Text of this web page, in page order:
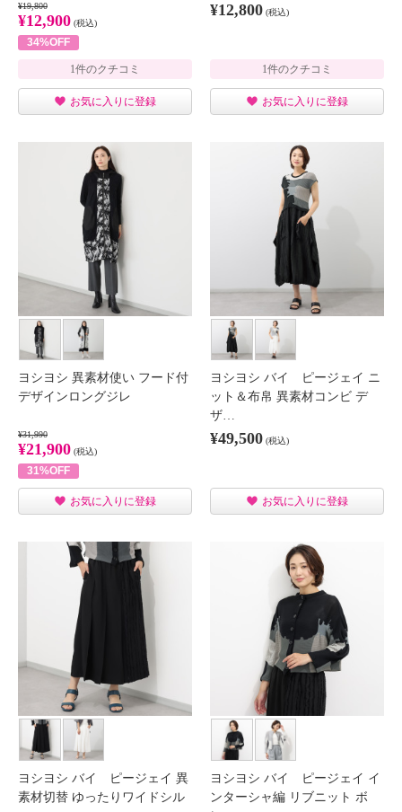
¥19,800
¥12,900 (税込)
34%OFF
1件のクチコミ
お気に入りに登録
¥12,800 (税込)
1件のクチコミ
お気に入りに登録
ヨシヨシ 異素材使い フード付
デザインロングジレ
¥31,990
¥21,900 (税込)
31%OFF
お気に入りに登録
ヨシヨシ バイ ピージェイ ニ
ット＆布帛 異素材コンビ デ
ザ…
¥49,500 (税込)
お気に入りに登録
ヨシヨシ バイ ピージェイ 異
素材切替 ゆったりワイドシル
ヨシヨシ バイ ピージェイ イ
ンターシャ編 リブニット ボ